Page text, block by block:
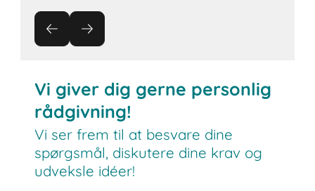
Vi giver dig gerne personlig
rådgivning!
Vi ser frem til at besvare dine
spørgsmål, diskutere dine krav og
udveksle idéer!